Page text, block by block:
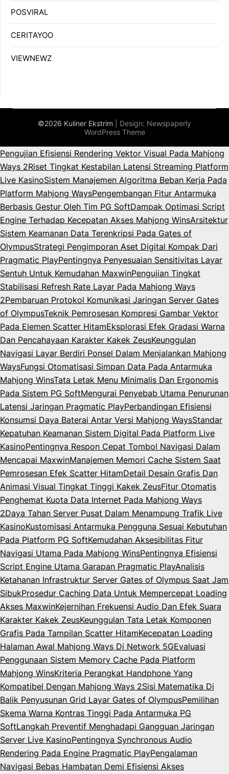
POSVIRAL
CERITAYOO
VIEWNEWZ
©2026 Kuliner Ekstrim | Design: Newspaperly
WordPress Theme
Pengujian Efisiensi Rendering Vektor Visual Pada Mahjong
Ways 2Riset Tingkat Kestabilan Latensi Streaming Platform
Live KasinoSistem Manajemen Algoritma Beban Kerja Pada
Platform Mahjong WaysPengembangan Fitur Antarmuka
Berbasis Gestur Oleh Tim PG SoftDampak Optimasi Script
Engine Terhadap Kecepatan Akses Mahjong WinsArsitektur
Sistem Keamanan Data Terenkripsi Pada Gates of
OlympusStrategi Pengimporan Aset Digital Kompak Dari
Pragmatic PlayPentingnya Penyesuaian Sensitivitas Layar
Sentuh Untuk Kemudahan MaxwinPengujian Tingkat
Stabilisasi Refresh Rate Layar Pada Mahjong Ways
2Pembaruan Protokol Komunikasi Jaringan Server Gates
of OlympusTeknik Pemrosesan Kompresi Gambar Vektor
Pada Elemen Scatter HitamEksplorasi Efek Gradasi Warna
Dan Pencahayaan Karakter Kakek ZeusKeunggulan
Navigasi Layar Berdiri Ponsel Dalam Menjalankan Mahjong
WaysFungsi Otomatisasi Simpan Data Pada Antarmuka
Mahjong WinsTata Letak Menu Minimalis Dan Ergonomis
Pada Sistem PG SoftMengurai Penyebab Utama Penurunan
Latensi Jaringan Pragmatic PlayPerbandingan Efisiensi
Konsumsi Daya Baterai Antar Versi Mahjong WaysStandar
Kepatuhan Keamanan Sistem Digital Pada Platform Live
KasinoPentingnya Respon Cepat Tombol Navigasi Dalam
Mencapai MaxwinManajemen Memori Cache Sistem Saat
Pemrosesan Efek Scatter HitamDetail Desain Grafis Dan
Animasi Visual Tingkat Tinggi Kakek ZeusFitur Otomatis
Penghemat Kuota Data Internet Pada Mahjong Ways
2Daya Tahan Server Pusat Dalam Menampung Trafik Live
KasinoKustomisasi Antarmuka Pengguna Sesuai Kebutuhan
Pada Platform PG SoftKemudahan Aksesibilitas Fitur
Navigasi Utama Pada Mahjong WinsPentingnya Efisiensi
Script Engine Utama Garapan Pragmatic PlayAnalisis
Ketahanan Infrastruktur Server Gates of Olympus Saat Jam
SibukProsedur Caching Data Untuk Mempercepat Loading
Akses MaxwinKejernihan Frekuensi Audio Dan Efek Suara
Karakter Kakek ZeusKeunggulan Tata Letak Komponen
Grafis Pada Tampilan Scatter HitamKecepatan Loading
Halaman Awal Mahjong Ways Di Network 5GEvaluasi
Penggunaan Sistem Memory Cache Pada Platform
Mahjong WinsKriteria Perangkat Handphone Yang
Kompatibel Dengan Mahjong Ways 2Sisi Matematika Di
Balik Penyusunan Grid Layar Gates of OlympusPemilihan
Skema Warna Kontras Tinggi Pada Antarmuka PG
SoftLangkah Preventif Menghadapi Gangguan Jaringan
Server Live KasinoPentingnya Synchronous Audio
Rendering Pada Engine Pragmatic PlayPengalaman
Navigasi Bebas Hambatan Demi Efisiensi Akses